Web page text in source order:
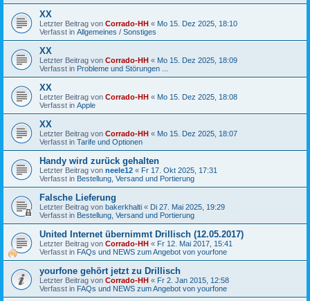
XX
Letzter Beitrag von Corrado-HH « Mo 15. Dez 2025, 18:10
Verfasst in Allgemeines / Sonstiges
XX
Letzter Beitrag von Corrado-HH « Mo 15. Dez 2025, 18:09
Verfasst in Probleme und Störungen ...
XX
Letzter Beitrag von Corrado-HH « Mo 15. Dez 2025, 18:08
Verfasst in Apple
XX
Letzter Beitrag von Corrado-HH « Mo 15. Dez 2025, 18:07
Verfasst in Tarife und Optionen
Handy wird zurück gehalten
Letzter Beitrag von neele12 « Fr 17. Okt 2025, 17:31
Verfasst in Bestellung, Versand und Portierung
Falsche Lieferung
Letzter Beitrag von bakerkhalti « Di 27. Mai 2025, 19:29
Verfasst in Bestellung, Versand und Portierung
United Internet übernimmt Drillisch (12.05.2017)
Letzter Beitrag von Corrado-HH « Fr 12. Mai 2017, 15:41
Verfasst in FAQs und NEWS zum Angebot von yourfone
yourfone gehört jetzt zu Drillisch
Letzter Beitrag von Corrado-HH « Fr 2. Jan 2015, 12:58
Verfasst in FAQs und NEWS zum Angebot von yourfone